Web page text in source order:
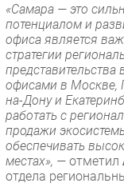
РАЗДЕЛЫ
Новости
Аналитика
Интервью
Мероприятия
Проекты
IT класс
«Самара — это
потенциалом и
офиса является
стратегии
офисами в Москве,
на-Дону и
работать с
продажи
обеспечивать
местах», — отметил
отдела